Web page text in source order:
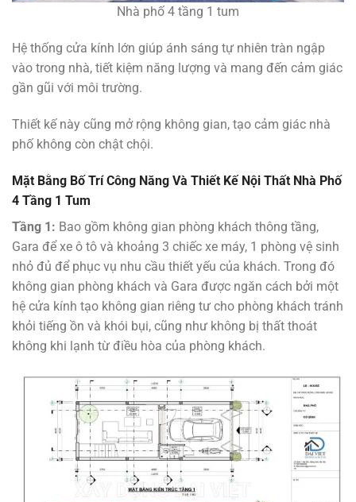
Nhà phố 4 tầng 1 tum
Hệ thống cửa kính lớn giúp ánh sáng tự nhiên tràn ngập
vào trong nhà, tiết kiệm năng lượng và mang đến cảm giác
gần gũi với môi trường.
Thiết kế này cũng mở rộng không gian, tạo cảm giác nhà
phố không còn chật chội.
Mặt Bằng Bố Trí Công Năng Và Thiết Kế Nội Thất Nhà Phố
4 Tầng 1 Tum
Tầng 1: Bao gồm không gian phòng khách thông tầng,
Gara để xe ô tô và khoảng 3 chiếc xe máy, 1 phòng vệ sinh
nhỏ đủ để phục vụ nhu cầu thiết yếu của khách. Trong đó
không gian phòng khách và Gara được ngăn cách bởi một
hệ cửa kính tạo không gian riêng tư cho phòng khách tránh
khỏi tiếng ồn và khói bụi, cũng như không bị thất thoát
không khi lạnh từ điều hòa của phòng khách.